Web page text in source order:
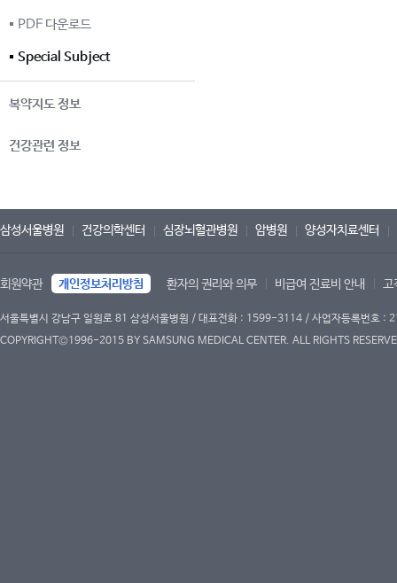
PDF 다운로드
Special Subject
복약지도 정보
건강관련 정보
삼성서울병원 건강의학센터 심장뇌혈관병원 암병원 양성자치료센터
회원약관 개인정보처리방침 환자의 권리와 의무 비급여 진료비 안내 고
서울특별시 강남구 일원로 81 삼성서울병원 / 대표전화 : 1599-3114 / 사업자등록번호
COPYRIGHT©1996-2015 BY SAMSUNG MEDICAL CENTER. ALL RIGHTS